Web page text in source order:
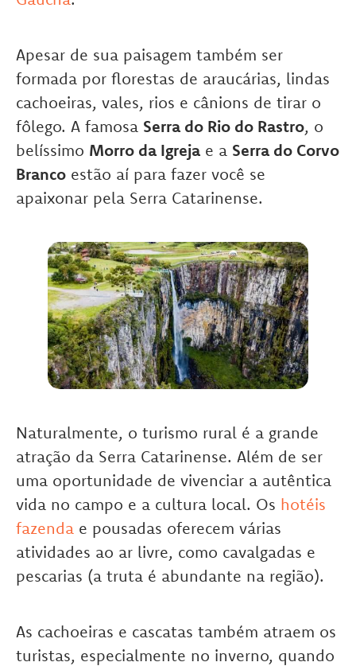
Apesar de sua paisagem também ser
formada por florestas de araucárias, lindas
cachoeiras, vales, rios e cânions de tirar o
fôlego. A famosa Serra do Rio do Rastro, o
belíssimo Morro da Igreja e a Serra do Corvo
Branco estão aí para fazer você se
apaixonar pela Serra Catarinense.
Naturalmente, o turismo rural é a grande
atração da Serra Catarinense. Além de ser
uma oportunidade de vivenciar a autêntica
vida no campo e a cultura local. Os hotéis
fazenda e pousadas oferecem várias
atividades ao ar livre, como cavalgadas e
pescarias (a truta é abundante na região).
As cachoeiras e cascatas também atraem os
turistas, especialmente no inverno, quando